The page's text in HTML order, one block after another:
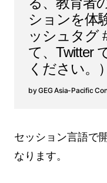
ションを体
ッシュタグ
て、Twitter
ください。）
GEG Asia-Pacific
セッション言語で
なります。